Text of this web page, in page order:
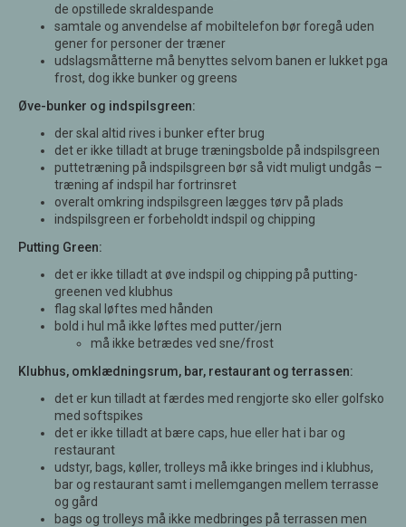
de opstillede skraldespande
samtale og anvendelse af mobiltelefon bør foregå uden
gener for personer der træner
udslagsmåtterne må benyttes selvom banen er lukket pga
frost, dog ikke bunker og greens
Øve-bunker og indspilsgreen:
der skal altid rives i bunker efter brug
det er ikke tilladt at bruge træningsbolde på indspilsgreen
puttetræning på indspilsgreen bør så vidt muligt undgås –
træning af indspil har fortrinsret
overalt omkring indspilsgreen lægges tørv på plads
indspilsgreen er forbeholdt indspil og chipping
Putting Green:
det er ikke tilladt at øve indspil og chipping på putting-
greenen ved klubhus
flag skal løftes med hånden
bold i hul må ikke løftes med putter/jern
må ikke betrædes ved sne/frost
Klubhus, omklædningsrum, bar, restaurant og terrassen:
det er kun tilladt at færdes med rengjorte sko eller golfsko
med softspikes
det er ikke tilladt at bære caps, hue eller hat i bar og
restaurant
udstyr, bags, køller, trolleys må ikke bringes ind i klubhus,
bar og restaurant samt i mellemgangen mellem terrasse
og gård
bags og trolleys må ikke medbringes på terrassen men